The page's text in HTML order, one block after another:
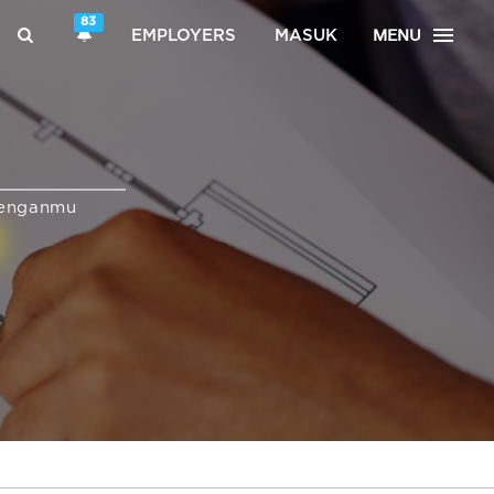
83
EMPLOYERS MASUK MENU